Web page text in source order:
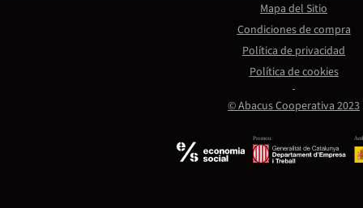
Promou:
© Abacus Cooperativa 2023
Mapa del Sitio
Condiciones de compra
Política de privacidad
Política de cookies